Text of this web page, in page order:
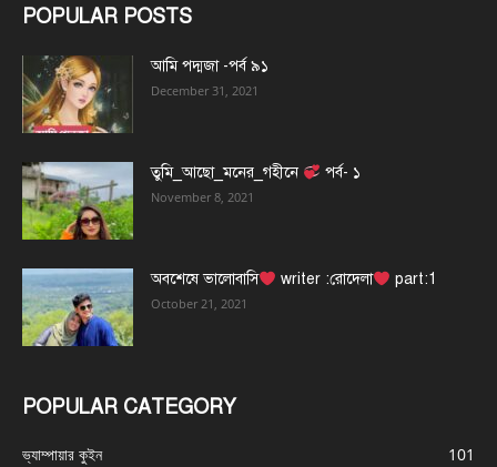
POPULAR POSTS
আমি পদ্মজা -পর্ব ৯১
December 31, 2021
তুমি_আছো_মনের_গহীনে পর্ব- ১
November 8, 2021
অবশেষে ভালোবাসি writer :রোদেলা part:1
October 21, 2021
POPULAR CATEGORY
ভ্যাম্পায়ার কুইন
101